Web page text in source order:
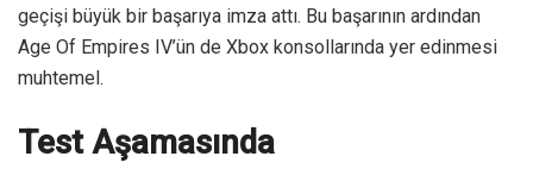
geçişi büyük bir başarıya imza attı. Bu başarının ardından
Age Of Empires IV’ün de Xbox konsollarında yer edinmesi
muhtemel.
Test Aşamasında